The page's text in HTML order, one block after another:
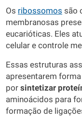
Os ribossomos são
membranosas
eucarióticas. Eles
celular e controle
Essas estruturas
apresentarem
por sintetizar
aminoácidos para
formação de